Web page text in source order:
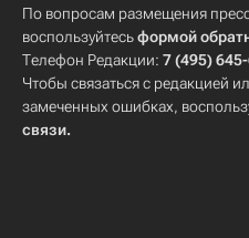
По вопросам размещения
воспользуйтесьформой
Телефон Редакции: 7 (495)
Чтобы связаться с редакцией
замеченных ошибках,
связи.